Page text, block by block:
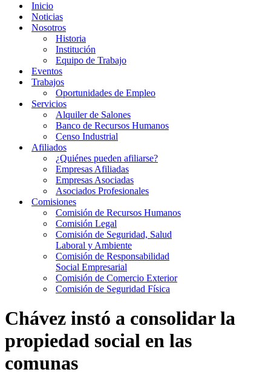
Inicio
Noticias
Nosotros
Historia
Institución
Equipo de Trabajo
Eventos
Trabajos
Oportunidades de Empleo
Servicios
Alquiler de Salones
Banco de Recursos Humanos
Censo Industrial
Afiliados
¿Quiénes pueden afiliarse?
Empresas Afiliadas
Empresas Asociadas
Asociados Profesionales
Comisiones
Comisión de Recursos Humanos
Comisión Legal
Comisión de Seguridad, Salud
Laboral y Ambiente
Comisión de Responsabilidad
Social Empresarial
Comisión de Comercio Exterior
Comisión de Seguridad Física
Chávez instó a consolidar la
propiedad social en las
comunas